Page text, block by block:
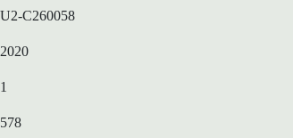
U2-C260058
2020
1
578